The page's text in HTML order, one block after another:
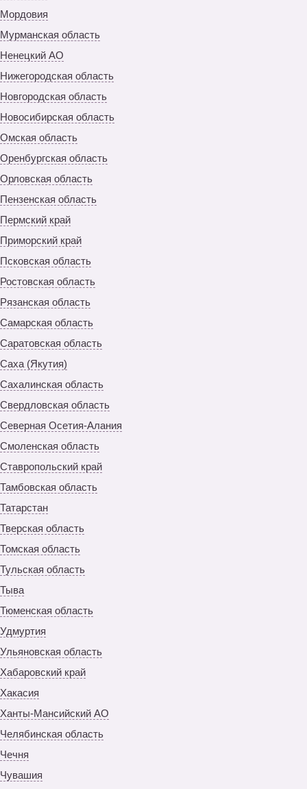
Мордовия
Мурманская область
Ненецкий АО
Нижегородская область
Новгородская область
Новосибирская область
Омская область
Оренбургская область
Орловская область
Пензенская область
Пермский край
Приморский край
Псковская область
Ростовская область
Рязанская область
Самарская область
Саратовская область
Саха (Якутия)
Сахалинская область
Свердловская область
Северная Осетия-Алания
Смоленская область
Ставропольский край
Тамбовская область
Татарстан
Тверская область
Томская область
Тульская область
Тыва
Тюменская область
Удмуртия
Ульяновская область
Хабаровский край
Хакасия
Ханты-Мансийский АО
Челябинская область
Чечня
Чувашия